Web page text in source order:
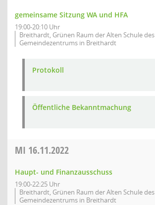
gemeinsame Sitzung WA und HFA
19:00-20:10 Uhr
Breithardt, Grünen Raum der Alten Schule des
Gemeindezentrums in Breithardt
Protokoll
Öffentliche Bekanntmachung
MI 16.11.2022
Haupt- und Finanzausschuss
19:00-22:25 Uhr
Breithardt, Grünen Raum der Alten Schule des
Gemeindezentrums in Breithardt